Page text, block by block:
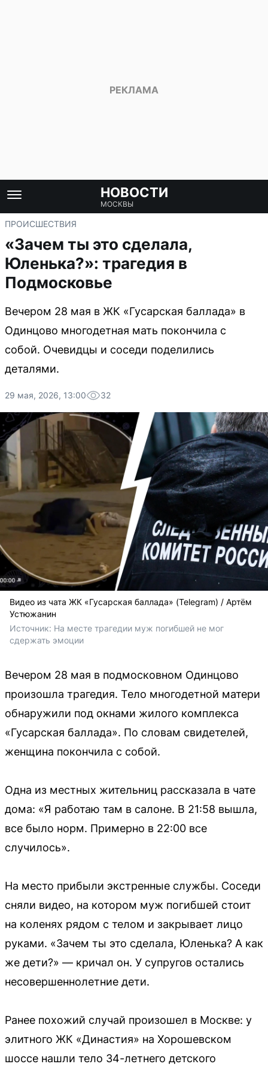
НОВОСТИ
МОСКВЫ
ПРОИСШЕСТВИЯ
«Зачем ты это сделала,
Юленька?»: трагедия в
Подмосковье
Вечером 28 мая в ЖК «Гусарская баллада» в
Одинцово многодетная мать покончила с
собой. Очевидцы и соседи поделились
деталями.
29 мая, 2026, 13:00 32
Видео из чата ЖК «Гусарская баллада» (Telegram) / Артём
Устюжанин
Источник: На месте трагедии муж погибшей не мог
сдержать эмоции
Вечером 28 мая в подмосковном Одинцово
произошла трагедия. Тело многодетной матери
обнаружили под окнами жилого комплекса
«Гусарская баллада». По словам свидетелей,
женщина покончила с собой.
Одна из местных жительниц рассказала в чате
дома: «Я работаю там в салоне. В 21:58 вышла,
все было норм. Примерно в 22:00 все
случилось».
На место прибыли экстренные службы. Соседи
сняли видео, на котором муж погибшей стоит
на коленях рядом с телом и закрывает лицо
руками. «Зачем ты это сделала, Юленька? А как
же дети?» — кричал он. У супругов остались
несовершеннолетние дети.
Ранее похожий случай произошел в Москве: у
элитного ЖК «Династия» на Хорошевском
шоссе нашли тело 34-летнего детского